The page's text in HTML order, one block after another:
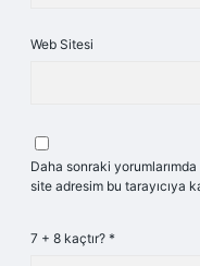
Web Sitesi
Daha sonraki
site adresim bu tarayıcıya
7 + 8 kaçtır? *